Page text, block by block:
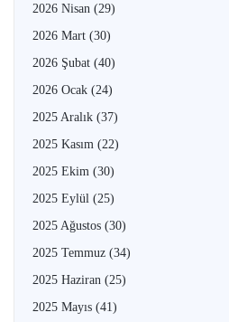
2026 Nisan (29)
2026 Mart (30)
2026 Şubat (40)
2026 Ocak (24)
2025 Aralık (37)
2025 Kasım (22)
2025 Ekim (30)
2025 Eylül (25)
2025 Ağustos (30)
2025 Temmuz (34)
2025 Haziran (25)
2025 Mayıs (41)